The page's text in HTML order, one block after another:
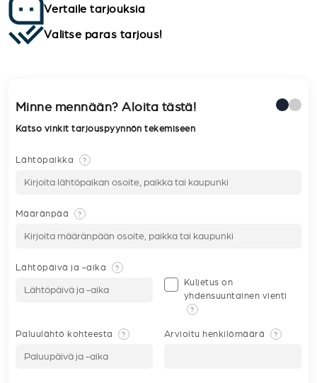
Vertaile tarjouksia
Valitse paras tarjous!
Minne mennään? Aloita tästä!
Katso vinkit tarjouspyynnön tekemiseen
Lähtöpaikka ?
Määränpää ?
Lähtöpäivä ja -aika ?
Kuljetus on
yhdensuuntainen vienti
?
Paluulähtö kohteesta ? Arvioitu henkilömäärä ?